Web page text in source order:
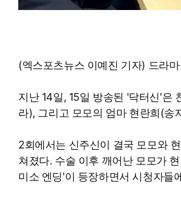
(엑스포츠뉴스 이예진 기자) 드라
지난 14일, 15일 방송된 '닥터신'은
라), 그리고 모모의 엄마 현란희(송
2회에서는 신주신이 결국 모모와
쳐졌다. 수술 이후 깨어난 모모가
미소 엔딩'이 등장하면서 시청자들